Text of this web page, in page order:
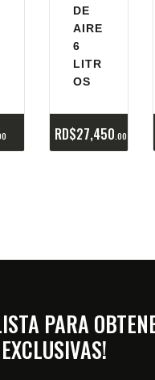
DE
AIRE
6
LITR
OS
RD$27,450 00
PARA